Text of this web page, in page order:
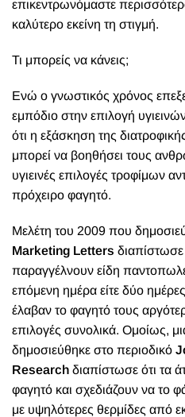
επικεντρωνόμαστε
καλύτερο εκείνη τη στιγμή.
Τι μπορείς να κάνεις;
Ενώ ο γνωστικός χρόνος
εμπόδιο στην επιλογή
ότι η εξάσκηση της
μπορεί να βοηθήσει τους
υγιεινές επιλογές τροφίμων
πρόχειρο φαγητό.
Μελέτη του 2009 που
Marketing Letters διαπίστωσε
παραγγέλνουν είδη
επόμενη ημέρα είτε δύο
έλαβαν το φαγητό τους
επιλογές συνολικά. Ομοίως,
δημοσιεύθηκε στο περιοδικό
Research διαπίστωσε ότι τα
φαγητό και σχεδιάζουν να το
με υψηλότερες θερμίδες από